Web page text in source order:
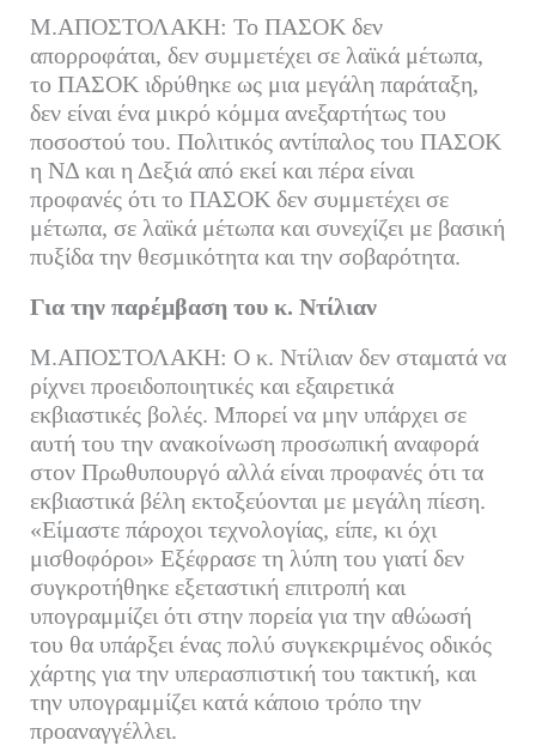
Μ.ΑΠΟΣΤΟΛΑΚΗ: Το ΠΑΣΟΚ δεν
απορροφάται, δεν συμμετέχει σε λαϊκά μέτωπα,
το ΠΑΣΟΚ ιδρύθηκε ως μια μεγάλη παράταξη,
δεν είναι ένα μικρό κόμμα ανεξαρτήτως του
ποσοστού του. Πολιτικός αντίπαλος του ΠΑΣΟΚ
η ΝΔ και η Δεξιά από εκεί και πέρα είναι
προφανές ότι το ΠΑΣΟΚ δεν συμμετέχει σε
μέτωπα, σε λαϊκά μέτωπα και συνεχίζει με βασική
πυξίδα την θεσμικότητα και την σοβαρότητα.
Για την παρέμβαση του κ. Ντίλιαν
Μ.ΑΠΟΣΤΟΛΑΚΗ: Ο κ. Ντίλιαν δεν σταματά να
ρίχνει προειδοποιητικές και εξαιρετικά
εκβιαστικές βολές. Μπορεί να μην υπάρχει σε
αυτή του την ανακοίνωση προσωπική αναφορά
στον Πρωθυπουργό αλλά είναι προφανές ότι τα
εκβιαστικά βέλη εκτοξεύονται με μεγάλη πίεση.
«Είμαστε πάροχοι τεχνολογίας, είπε, κι όχι
μισθοφόροι» Εξέφρασε τη λύπη του γιατί δεν
συγκροτήθηκε εξεταστική επιτροπή και
υπογραμμίζει ότι στην πορεία για την αθώωσή
του θα υπάρξει ένας πολύ συγκεκριμένος οδικός
χάρτης για την υπερασπιστική του τακτική, και
την υπογραμμίζει κατά κάποιο τρόπο την
προαναγγέλλει.